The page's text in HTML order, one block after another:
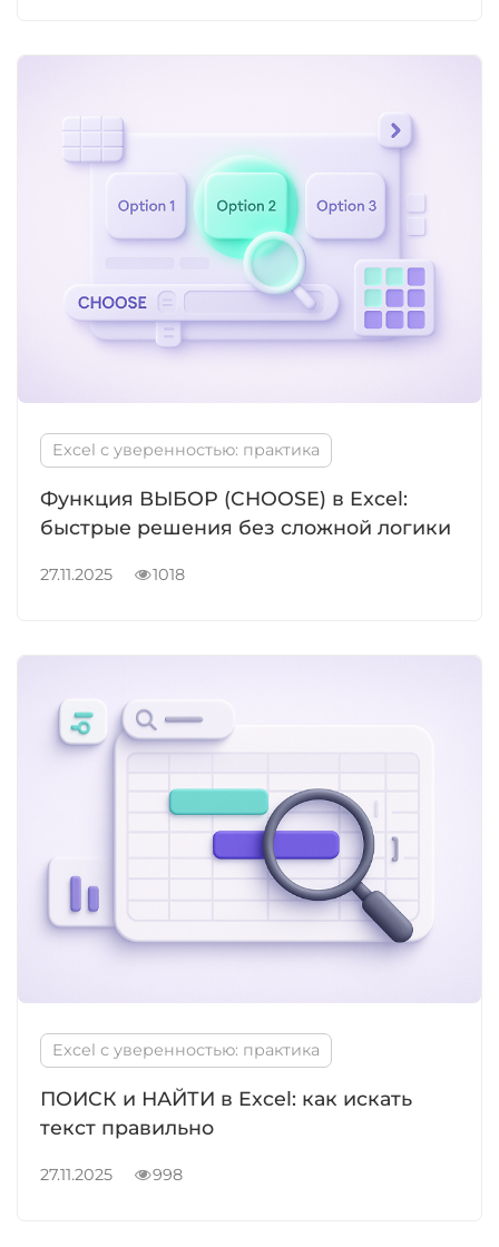
Excel с уверенностью: практика
Функция ВЫБОР (CHOOSE) в Excel:
быстрые решения без сложной логики
27.11.2025 1018
Excel с уверенностью: практика
ПОИСК и НАЙТИ в Excel: как искать
текст правильно
27.11.2025 998